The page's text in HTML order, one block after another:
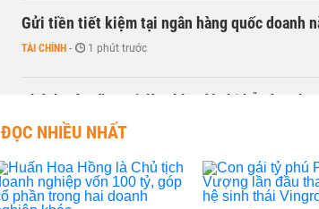
Gửi tiền tiết kiệm tại ngân hàng quốc doanh
TÀI CHÍNH - 1 phút trước
Khánh Hòa đề xuất làm khu đô thị hỗn hợp
NHÀ ĐẤT - 1 phút trước
ĐỌC NHIỀU NHẤT